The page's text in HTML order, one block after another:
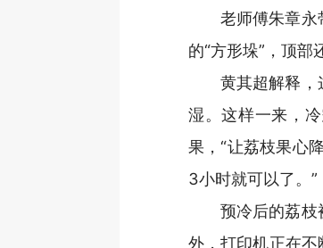
老师傅朱章永
的“方形垛”，顶部
黄其超解释，
湿。这样一来，
果，“让荔枝果心
3小时就可以了。”
预冷后的荔枝
外，打印机正在